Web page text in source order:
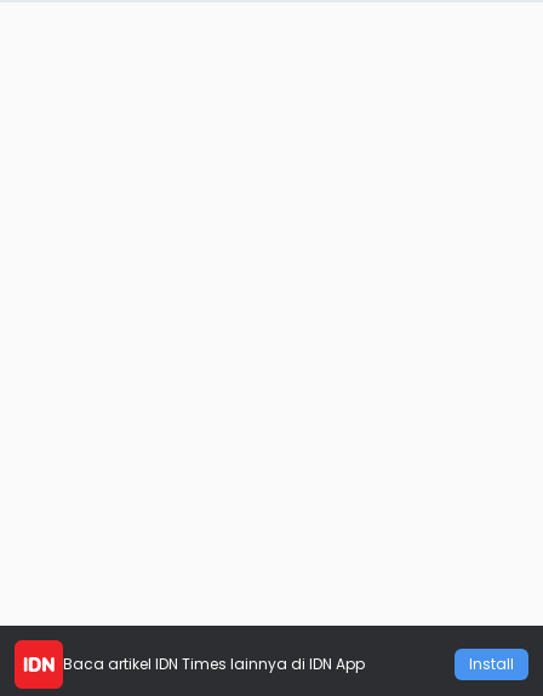
Baca artikel IDN Times lainnya di IDN App Install